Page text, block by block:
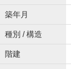
築年月
種別 / 構造
階建